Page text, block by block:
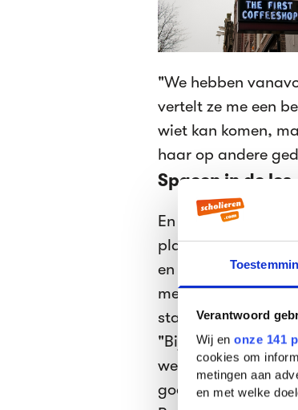
Verantwoord
Wij en onze 141
cookies om
metingen aan
en met welke
"We hebben
vertelt ze me een
wiet kan komen,
haar op andere
Spacen in de les
En hoe zit 't met de
plan bent om te
en denkt: "ja, wel
me, wiens school
staat.
"Bij mij op school
weinig 18+'ers die
goed als